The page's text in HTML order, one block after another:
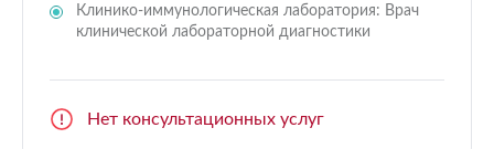
Клинико-иммунологическая лаборатория: Врач
клинической лабораторной диагностики
Нет консультационных услуг